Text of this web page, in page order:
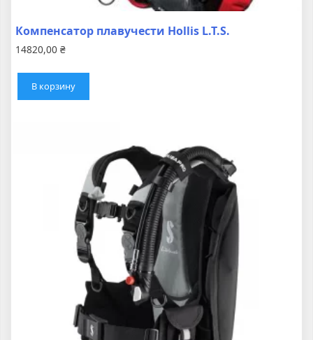
Компенсатор плавучести Hollis L.T.S.
14820,00 ₴
В корзину